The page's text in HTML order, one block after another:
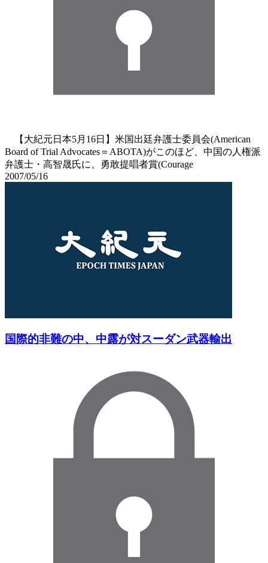
【大紀元日本5月16日】米国出廷弁護士委員会(American
Board of Trial Advocates＝ABOTA)がこのほど、中国の人権派
弁護士・高智晟氏に、勇敢提唱者賞(Courage
2007/05/16
国際的非難の中、中露が対スーダン武器輸出